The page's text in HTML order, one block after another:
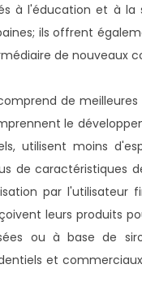
à l'éducation et à la
ils offrent
de nouveaux
de
le
utilisent moins
de caractéristiques
par l'utilisateur
leurs produits
ou à base de
et